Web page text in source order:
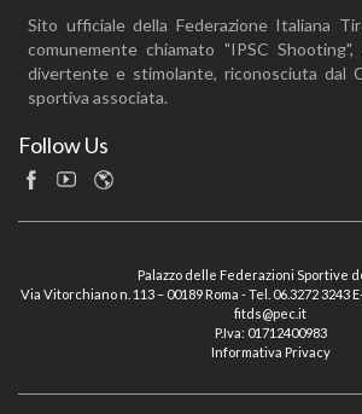
Sito ufficiale della Federazione Italiana
comunemente chiamato "IPSC
divertente e stimolante, riconosciuta dal
sportiva associata.
Follow Us
Palazzo delle Federazioni Sportive
Via Vitorchiano n. 113 – 00189 Roma - Tel. 06.3272
fitds@pec.it
P.Iva: 01712400983
Informativa Privacy